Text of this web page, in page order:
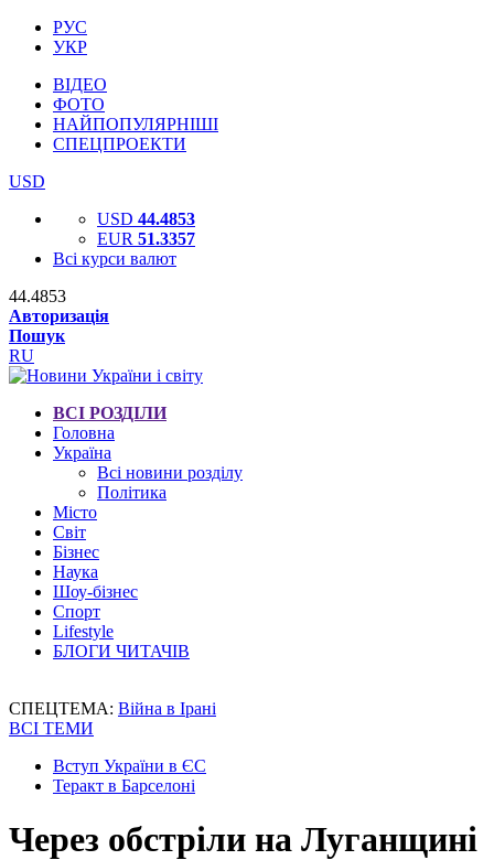
РУС
УКР
ВІДЕО
ФОТО
НАЙПОПУЛЯРНІШІ
СПЕЦПРОЕКТИ
USD
USD 44.4853
EUR 51.3357
Всі курси валют
44.4853
Авторизація
Пошук
RU
ВСІ РОЗДІЛИ
Головна
Україна
Всі новини розділу
Політика
Місто
Світ
Бізнес
Наука
Шоу-бізнес
Спорт
Lifestyle
БЛОГИ ЧИТАЧІВ
СПЕЦТЕМА: Війна в Ірані
ВСІ ТЕМИ
Вступ України в ЄС
Теракт в Барселоні
Через обстріли на Луганщині